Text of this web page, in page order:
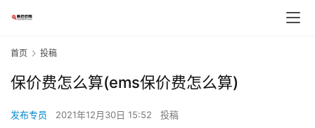
首页 投稿
保价费怎么算(ems保价费怎么算)
发布专员 2021年12月30日 15:52 投稿